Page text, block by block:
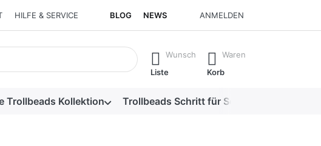
HILFE & SERVICE BLOG NEWS ANMELDEN
automatisch erste Ergebnisse. Drücken Sie die Eingabetaste, um alle
Wunsch
Liste
Waren
Korb
Trollbeads Kollektion Trollbeads Schritt für Schritt